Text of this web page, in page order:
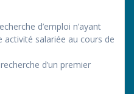
d’emploi n’ayant
activité salariée au cours de
d’un premier